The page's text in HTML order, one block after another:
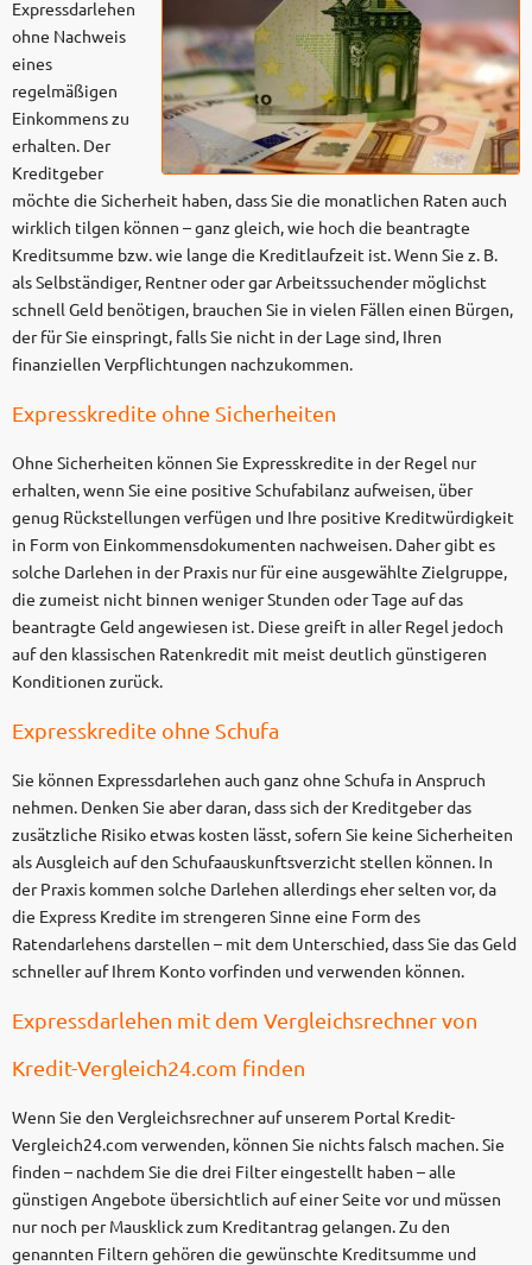
Expressdarlehen
ohne Nachweis
eines
regelmäßigen
Einkommens zu
erhalten. Der
Kreditgeber
möchte die Sicherheit haben, dass Sie die monatlichen Raten auch
wirklich tilgen können – ganz gleich, wie hoch die beantragte
Kreditsumme bzw. wie lange die Kreditlaufzeit ist. Wenn Sie z. B.
als Selbständiger, Rentner oder gar Arbeitssuchender möglichst
schnell Geld benötigen, brauchen Sie in vielen Fällen einen Bürgen,
der für Sie einspringt, falls Sie nicht in der Lage sind, Ihren
finanziellen Verpflichtungen nachzukommen.
Expresskredite ohne Sicherheiten
Ohne Sicherheiten können Sie Expresskredite in der Regel nur
erhalten, wenn Sie eine positive Schufabilanz aufweisen, über
genug Rückstellungen verfügen und Ihre positive Kreditwürdigkeit
in Form von Einkommensdokumenten nachweisen. Daher gibt es
solche Darlehen in der Praxis nur für eine ausgewählte Zielgruppe,
die zumeist nicht binnen weniger Stunden oder Tage auf das
beantragte Geld angewiesen ist. Diese greift in aller Regel jedoch
auf den klassischen Ratenkredit mit meist deutlich günstigeren
Konditionen zurück.
Expresskredite ohne Schufa
Sie können Expressdarlehen auch ganz ohne Schufa in Anspruch
nehmen. Denken Sie aber daran, dass sich der Kreditgeber das
zusätzliche Risiko etwas kosten lässt, sofern Sie keine Sicherheiten
als Ausgleich auf den Schufaauskunftsverzicht stellen können. In
der Praxis kommen solche Darlehen allerdings eher selten vor, da
die Express Kredite im strengeren Sinne eine Form des
Ratendarlehens darstellen – mit dem Unterschied, dass Sie das Geld
schneller auf Ihrem Konto vorfinden und verwenden können.
Expressdarlehen mit dem Vergleichsrechner von
Kredit-Vergleich24.com finden
Wenn Sie den Vergleichsrechner auf unserem Portal Kredit-
Vergleich24.com verwenden, können Sie nichts falsch machen. Sie
finden – nachdem Sie die drei Filter eingestellt haben – alle
günstigen Angebote übersichtlich auf einer Seite vor und müssen
nur noch per Mausklick zum Kreditantrag gelangen. Zu den
genannten Filtern gehören die gewünschte Kreditsumme und